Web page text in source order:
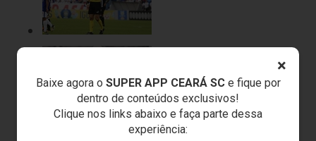
×
Baixe agora o SUPER APP CEARÁ SCe fique por
dentro de conteúdos exclusivos!
Clique nos links abaixo e faça parte dessa
experiência: